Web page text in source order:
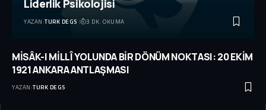
Liderlik Psikolojisi
YAZAN:TURK DEGS 3 DK. OKUMA
MİSÂK-I MİLLÎ YOLUNDA BİR DÖNÜM NOKTASI: 20 EKİM
1921 ANKARA ANTLAŞMASI
YAZAN:TURK DEGS